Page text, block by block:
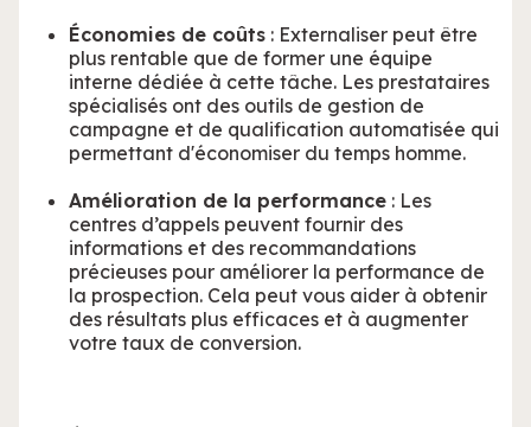
Économies de coûts : Externaliser peut être
plus rentable que de former une équipe
interne dédiée à cette tâche. Les prestataires
spécialisés ont des outils de gestion de
campagne et de qualification automatisée qui
permettant d'économiser du temps homme.
Amélioration de la performance : Les
centres d’appels peuvent fournir des
informations et des recommandations
précieuses pour améliorer la performance de
la prospection. Cela peut vous aider à obtenir
des résultats plus efficaces et à augmenter
votre taux de conversion.